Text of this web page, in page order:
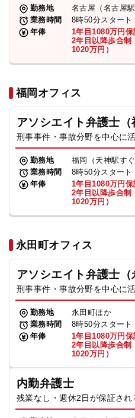
勤務地
名古屋（名古屋駅
業務時間
8時50分スタート
年俸
1年目1080万円保
2年目以降歩合制
1020万円）
福岡オフィス
アソシエイト弁護士（
刑事事件・事故分野を中心に
勤務地
福岡（天神駅すぐ
業務時間
8時50分スタート
年俸
1年目1080万円保
2年目以降歩合制
1020万円）
永田町オフィス
アソシエイト弁護士（
刑事事件・事故分野を中心に
勤務地
永田町ほか
業務時間
8時50分スタート
年俸
1年目1080万円保
2年目以降歩合制
1020万円）
内勤弁護士
残業なし・週休2日が保証され